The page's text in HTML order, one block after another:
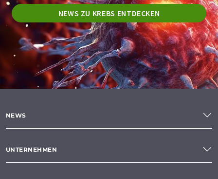
NEWS ZU KREBS ENTDECKEN
NEWS
UNTERNEHMEN